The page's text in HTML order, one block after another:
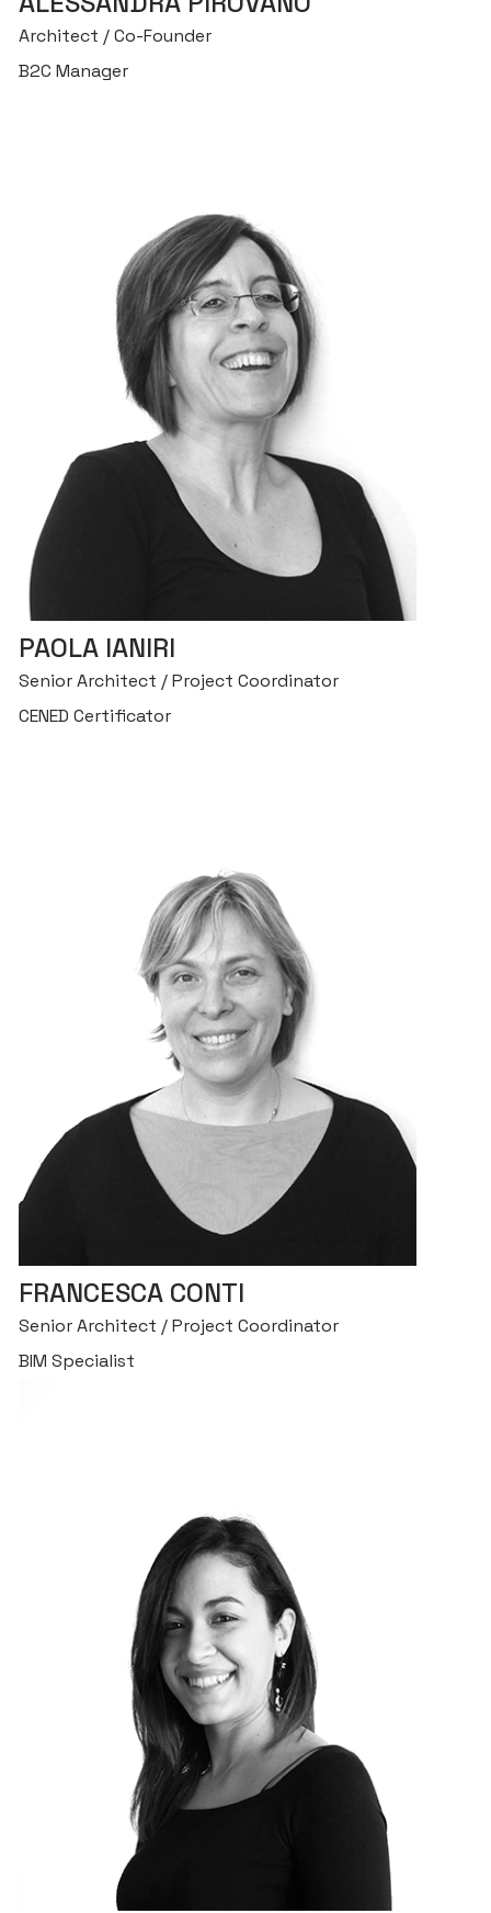
Architect / Co-Founder
B2C Manager
PAOLA IANIRI
Senior Architect / Project Coordinator
CENED Certificator
FRANCESCA CONTI
Senior Architect / Project Coordinator
BIM Specialist